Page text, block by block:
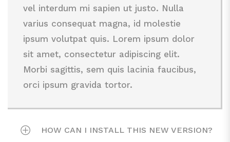
orci ipsum gravida tortor.
ipsum volutpat quis. Lorem ipsum dolor
sit amet, consectetur adipiscing elit.
Morbi sagittis, sem quis lacinia faucibus,
orci ipsum gravida tortor.
vel interdum mi sapien ut justo. Nulla
varius consequat magna, id molestie
ipsum volutpat quis. Lorem ipsum dolor
sit amet, consectetur adipiscing elit.
Morbi sagittis, sem quis lacinia faucibus,
orci ipsum gravida tortor.
HOW CAN I INSTALL THIS NEW VERSION?